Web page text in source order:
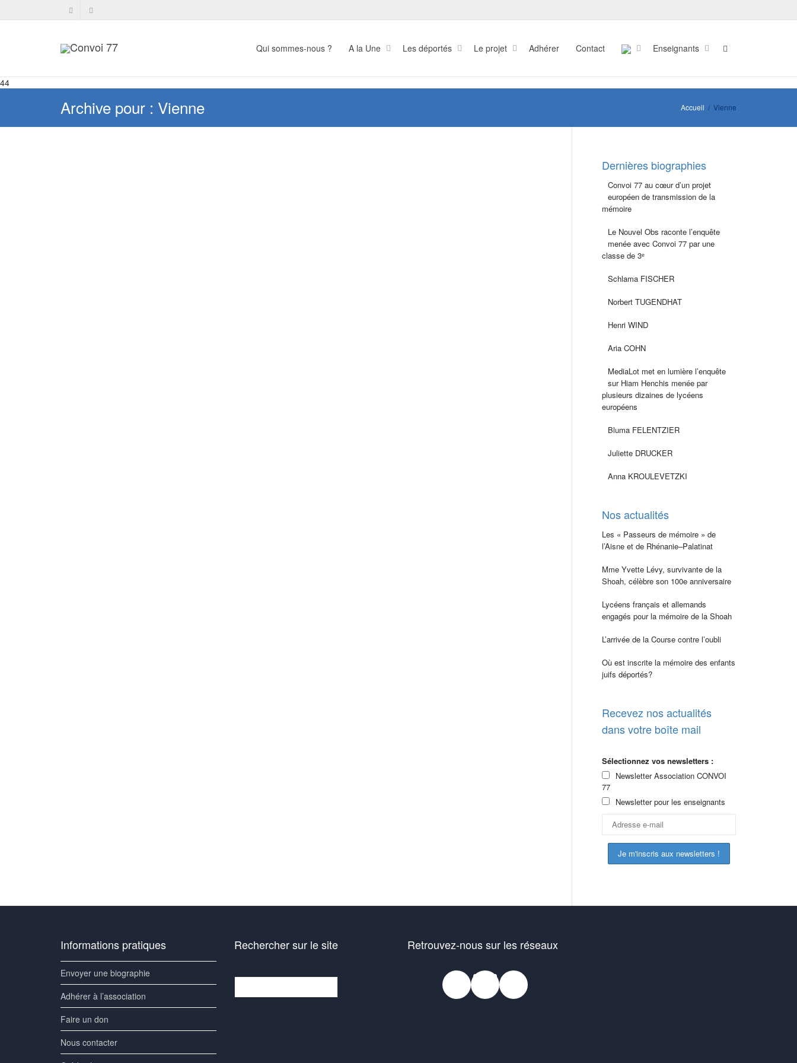
Qui sommes-nous ? A la Une Les déportés Le projet Adhérer Contact Enseignants
44
Archive pour : Vienne Accueil Vienne
Dernières biographies
Convoi 77 au cœur d’un projet
européen de transmission de la
mémoire
Le Nouvel Obs raconte l’enquête
menée avec Convoi 77 par une
classe de 3ᵉ
Schlama FISCHER
Norbert TUGENDHAT
Henri WIND
Aria COHN
MediaLot met en lumière l’enquête
sur Hiam Henchis menée par
plusieurs dizaines de lycéens
européens
Bluma FELENTZIER
Juliette DRUCKER
Anna KROULEVETZKI
Nos actualités
Les « Passeurs de mémoire » de
l’Aisne et de Rhénanie–Palatinat
Mme Yvette Lévy, survivante de la
Shoah, célèbre son 100e anniversaire
Lycéens français et allemands
engagés pour la mémoire de la Shoah
L’arrivée de la Course contre l’oubli
Où est inscrite la mémoire des enfants
juifs déportés?
Recevez nos actualités
dans votre boîte mail
Sélectionnez vos newsletters :
Newsletter Association CONVOI
77
Newsletter pour les enseignants
Informations pratiques
Envoyer une biographie
Adhérer à l’association
Faire un don
Nous contacter
Rechercher sur le site Retrouvez-nous sur les réseaux
Facebook
Bluesky
Instagram